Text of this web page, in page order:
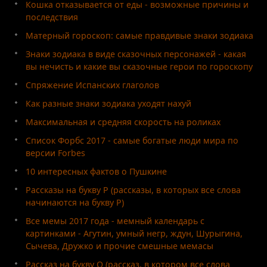
Кошка отказывается от еды - возможные причины и
последствия
Матерный гороскоп: самые правдивые знаки зодиака
Знаки зодиака в виде сказочных персонажей - какая
вы нечисть и какие вы сказочные герои по гороскопу
Спряжение Испанских глаголов
Как разные знаки зодиака уходят нахуй
Максимальная и средняя скорость на роликах
Список Форбс 2017 - самые богатые люди мира по
версии Forbes
10 интересных фактов о Пушкине
Рассказы на букву Р (рассказы, в которых все слова
начинаются на букву Р)
Все мемы 2017 года - мемный календарь с
картинками - Агутин, умный негр, ждун, Шурыгина,
Сычева, Дружко и прочие смешные мемасы
Рассказ на букву О (рассказ, в котором все слова